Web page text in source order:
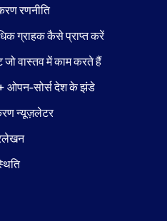
रणनीति
ग्राहक कैसे प्राप्त करें
वास्तव में काम करते हैं
ओपन-सोर्स देश के झंडे
न्यूज़लेटर